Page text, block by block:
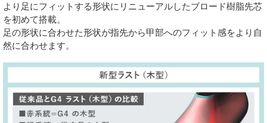
より足にフィットする形状にリニューアルしたブロード樹脂先芯
を初めて搭載。
足の形状に合わせた形状が指先から甲部へのフィット感をより自
然に合わせます。